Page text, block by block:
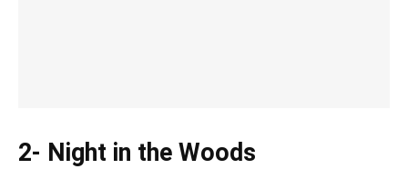
2- Night in the Woods